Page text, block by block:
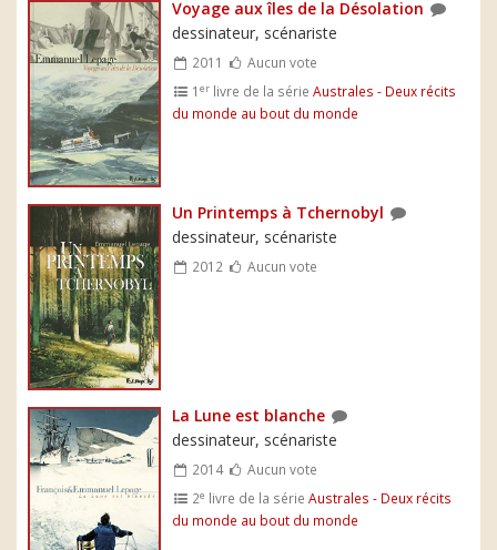
Voyage aux îles de la Désolation
dessinateur, scénariste
2011
Aucun vote
1er livre de la sérieAustrales - Deux récits
du monde au bout du monde
Un Printemps à Tchernobyl
dessinateur, scénariste
2012 Aucun vote
La Lune est blanche
dessinateur, scénariste
2014
Aucun vote
2e livre de la sérieAustrales - Deux récits
du monde au bout du monde